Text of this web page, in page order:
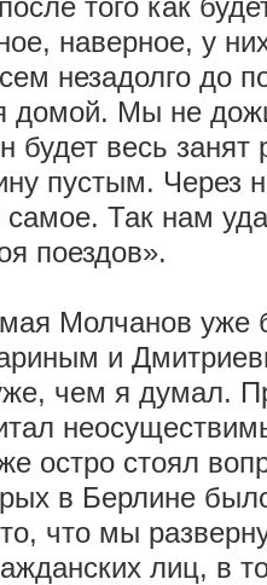
того как
наверное, у
незадолго до
домой. Мы не
будет весь
пустым. Через
самое. Так нам
поездов».
Молчанов уже
и
чем я думал.
остро стоял
в Берлине
что мы
лиц, в